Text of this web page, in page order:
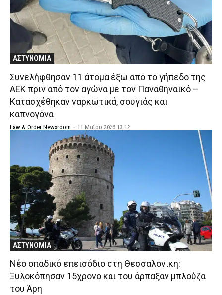
ΑΣΤΥΝΟΜΙΑ
Συνελήφθησαν 11 άτομα έξω από το γήπεδο της
ΑΕΚ πριν από τον αγώνα με τον Παναθηναϊκό –
Κατασχέθηκαν ναρκωτικά, σουγιάς και
καπνογόνα
Law & Order Newsroom - 11 Μαΐου 2026 13:12
ΑΣΤΥΝΟΜΙΑ
Νέο οπαδικό επεισόδιο στη Θεσσαλονίκη:
Ξυλοκόπησαν 15χρονο και του άρπαξαν μπλούζα
του Άρη